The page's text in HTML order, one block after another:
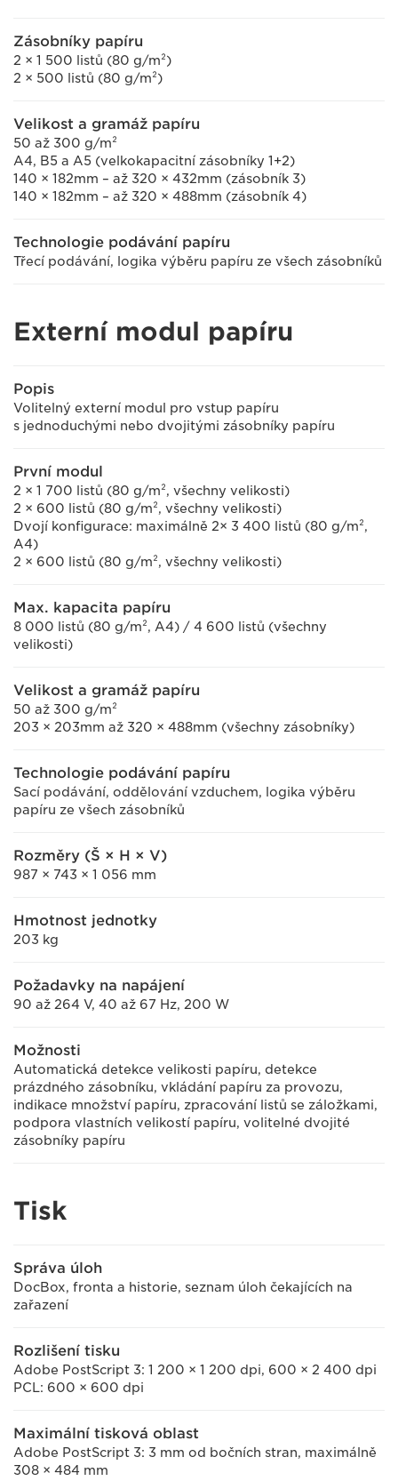
Zásobníky papíru
2 × 1 500 listů (80 g/m²)
2 × 500 listů (80 g/m²)
Velikost a gramáž papíru
50 až 300 g/m²
A4, B5 a A5 (velkokapacitní zásobníky 1+2)
140 × 182mm – až 320 × 432mm (zásobník 3)
140 × 182mm – až 320 × 488mm (zásobník 4)
Technologie podávání papíru
Třecí podávání, logika výběru papíru ze všech zásobníků
Externí modul papíru
Popis
Volitelný externí modul pro vstup papíru
s jednoduchými nebo dvojitými zásobníky papíru
První modul
2 × 1 700 listů (80 g/m², všechny velikosti)
2 × 600 listů (80 g/m², všechny velikosti)
Dvojí konfigurace: maximálně 2× 3 400 listů (80 g/m²,
A4)
2 × 600 listů (80 g/m², všechny velikosti)
Max. kapacita papíru
8 000 listů (80 g/m², A4) / 4 600 listů (všechny
velikosti)
Velikost a gramáž papíru
50 až 300 g/m²
203 × 203mm až 320 × 488mm (všechny zásobníky)
Technologie podávání papíru
Sací podávání, oddělování vzduchem, logika výběru
papíru ze všech zásobníků
Rozměry (Š × H × V)
987 × 743 × 1 056 mm
Hmotnost jednotky
203 kg
Požadavky na napájení
90 až 264 V, 40 až 67 Hz, 200 W
Možnosti
Automatická detekce velikosti papíru, detekce
prázdného zásobníku, vkládání papíru za provozu,
indikace množství papíru, zpracování listů se záložkami,
podpora vlastních velikostí papíru, volitelné dvojité
zásobníky papíru
Tisk
Správa úloh
DocBox, fronta a historie, seznam úloh čekajících na
zařazení
Rozlišení tisku
Adobe PostScript 3: 1 200 × 1 200 dpi, 600 × 2 400 dpi
PCL: 600 × 600 dpi
Maximální tisková oblast
Adobe PostScript 3: 3 mm od bočních stran, maximálně
308 × 484 mm